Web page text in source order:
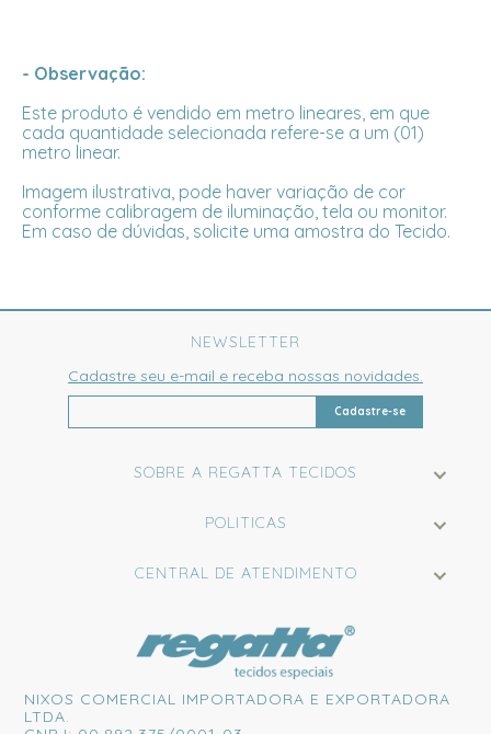
- Observação:
Este produto é vendido em metro lineares, em que
cada quantidade selecionada refere-se a um (01)
metro linear.
Imagem ilustrativa, pode haver variação de cor
conforme calibragem de iluminação, tela ou monitor.
Em caso de dúvidas, solicite uma amostra do Tecido.
SOBRE A REGATTA TECIDOS
POLITICAS
CENTRAL DE ATENDIMENTO
NEWSLETTER
Cadastre seu e-mail e receba nossas novidades.
Cadastre-se
NIXOS COMERCIAL IMPORTADORA E EXPORTADORA
LTDA.